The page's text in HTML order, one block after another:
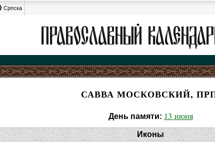
Српска
САВВА МОСКОВСКИЙ,
День памяти: 13 июня
Иконы